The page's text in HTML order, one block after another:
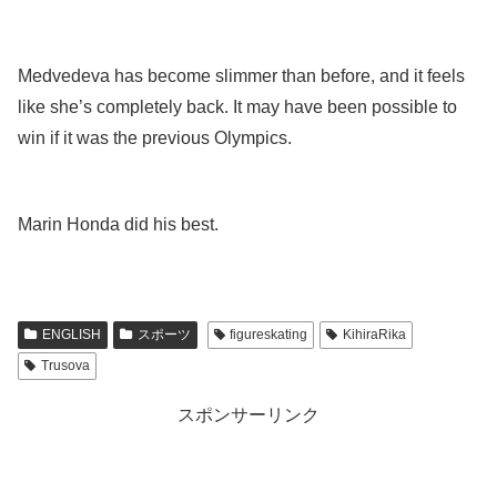
Medvedeva has become slimmer than before, and it feels
like she’s completely back. It may have been possible to
win if it was the previous Olympics.
Marin Honda did his best.
ENGLISH スポーツ figureskating
KihiraRika
Trusova
スポンサーリンク